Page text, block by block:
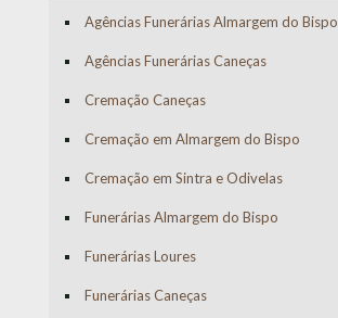
Agências Funerárias Almargem do Bispo
Agências Funerárias Caneças
Cremação Caneças
Cremação em Almargem do Bispo
Cremação em Sintra e Odivelas
Funerárias Almargem do Bispo
Funerárias Loures
Funerárias Caneças